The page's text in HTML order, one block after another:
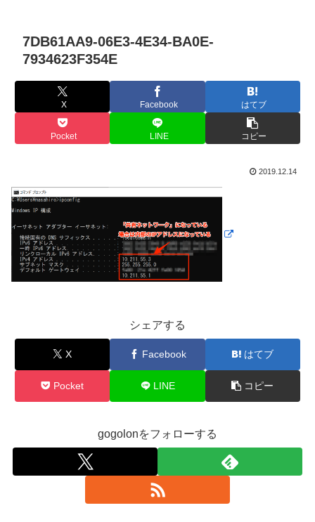
7DB61AA9-06E3-4E34-BA0E-
7934623F354E
X Facebook はてブ
Pocket LINE コピー
2019.12.14
シェアする
X Facebook はてブ
Pocket LINE コピー
gogolonをフォローする